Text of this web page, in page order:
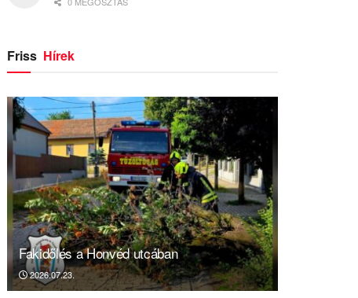
Friss Hírek
Fakidőlés a Honvéd utcában
2026.07.23.